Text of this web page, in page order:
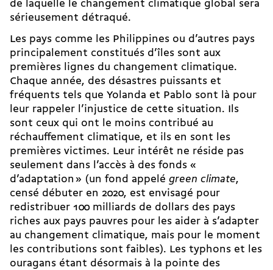
de laquelle le changement climatique global sera
sérieusement détraqué.
Les pays comme les Philippines ou d’autres pays
principalement constitués d’îles sont aux
premières lignes du changement climatique.
Chaque année, des désastres puissants et
fréquents tels que Yolanda et Pablo sont là pour
leur rappeler l’injustice de cette situation. Ils
sont ceux qui ont le moins contribué au
réchauffement climatique, et ils en sont les
premières victimes. Leur intérêt ne réside pas
seulement dans l’accès à des fonds «
d’adaptation » (un fond appelé green climate,
censé débuter en 2020, est envisagé pour
redistribuer 100 milliards de dollars des pays
riches aux pays pauvres pour les aider à s’adapter
au changement climatique, mais pour le moment
les contributions sont faibles). Les typhons et les
ouragans étant désormais à la pointe des